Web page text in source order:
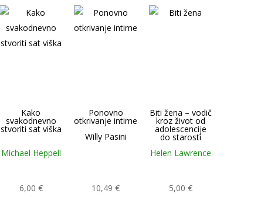
Kako
svakodnevno
stvoriti sat viška
Michael Heppell
6,00 €
Ponovno
otkrivanje intime
Willy Pasini
10,49€
Biti žena – vodič
kroz život od
adolescencije
do starosti
Helen Lawrence
5,00 €